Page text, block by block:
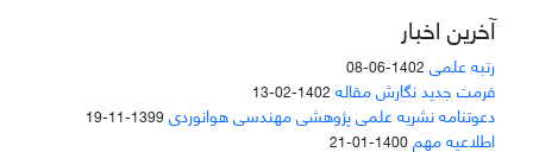
آخرین اخبار
رتبه علمی 1402-06-08
فرمت جدید نگارش مقاله 1402-02-13
دعوتنامه نشریه علمی پژوهشی مهندسی هوانوردی1399-11-19
اطلاعیه مهم1400-01-21